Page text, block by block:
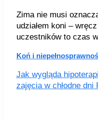
Zima nie musi
udziałem koni –
uczestników to czas
Koń i
Jak wygląda
zajęcia w chłodne dni